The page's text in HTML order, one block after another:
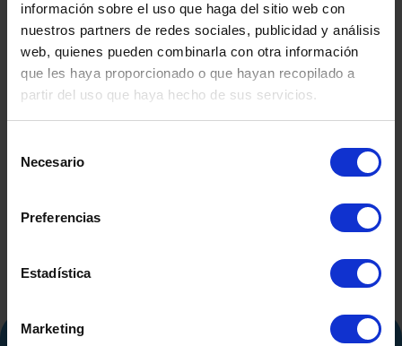
información sobre el uso que haga del sitio web con
nuestros partners de redes sociales, publicidad y análisis
web, quienes pueden combinarla con otra información
que les haya proporcionado o que hayan recopilado a
partir del uso que haya hecho de sus servicios.
Necesario
Preferencias
Estadística
Marketing
DEPÓSITO FIBRA DE
DEPÓSITO
CO.INOX